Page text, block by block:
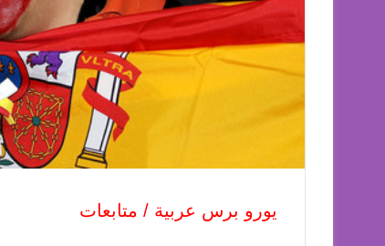
يورو برس عربية / متابعات